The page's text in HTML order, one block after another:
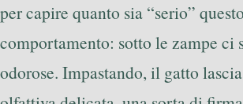
per capire quanto sia “serio” questo
comportamento: sotto le zampe ci
odorose. Impastando, il gatto